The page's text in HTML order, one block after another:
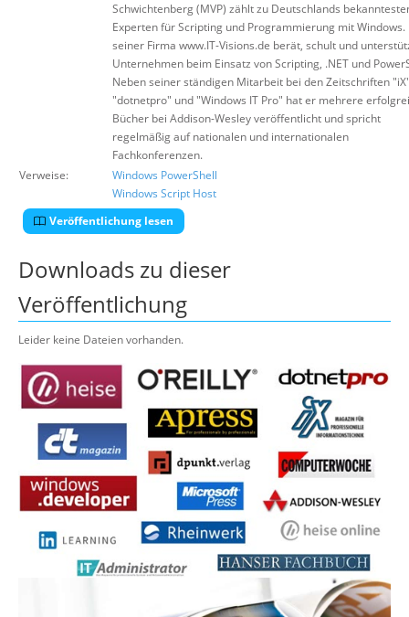
Schwichtenberg (MVP) zählt zu Deutschlands
Experten für Scripting und Programmierung mit Windows.
seiner Firma www.IT-Visions.de berät, schult und
Unternehmen beim Einsatz von Scripting, .NET und
Neben seiner ständigen Mitarbeit bei den Zeitschriften
"dotnetpro" und "Windows IT Pro" hat er mehrere
Bücher bei Addison-Wesley veröffentlicht und spricht
regelmäßig auf nationalen und internationalen
Fachkonferenzen.
Verweise:
Windows PowerShell
Windows Script Host
Veröffentlichung lesen
Downloads zu dieser
Veröffentlichung
Leider keine Dateien vorhanden.